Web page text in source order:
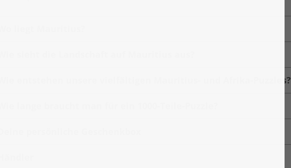
Wie entstehen unsere vielfältigen Mauritius- und Afrika-Puzzles?